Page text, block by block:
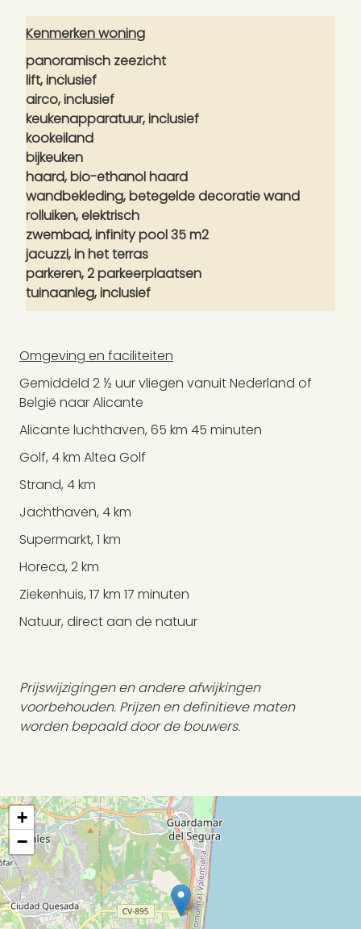
Kenmerken woning
panoramisch zeezicht
lift, inclusief
airco, inclusief
keukenapparatuur, inclusief
kookeiland
bijkeuken
haard, bio-ethanol haard
wandbekleding, betegelde decoratie wand
rolluiken, elektrisch
zwembad, infinity pool 35 m2
jacuzzi, in het terras
parkeren, 2 parkeerplaatsen
tuinaanleg, inclusief
Omgeving en faciliteiten
Gemiddeld 2 ½ uur vliegen vanuit Nederland of
België naar Alicante
Alicante luchthaven, 65 km 45 minuten
Golf, 4 km Altea Golf
Strand, 4 km
Jachthaven, 4 km
Supermarkt, 1 km
Horeca, 2 km
Ziekenhuis, 17 km 17 minuten
Natuur, direct aan de natuur
Prijswijzigingen en andere afwijkingen
voorbehouden. Prijzen en definitieve maten
worden bepaald door de bouwers.
+
−